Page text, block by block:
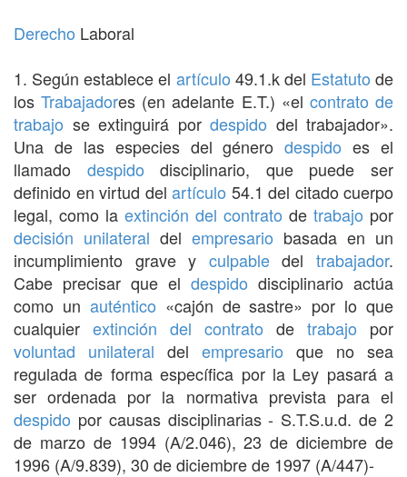
Derecho Laboral
1. Según establece el artículo 49.1.k del Estatuto de
losTrabajadores (en adelante E.T.) «el contrato de
trabajo se extinguirá por despido del trabajador».
Una de las especies del génerodespido es el
llamado despido disciplinario, que puede ser
definido en virtud del artículo 54.1 del citado cuerpo
legal, como la extinción del contrato de trabajo por
decisión unilateral del empresario basada en un
incumplimiento grave y culpabledeltrabajador.
Cabe precisar que el despido disciplinario actúa
como un auténtico «cajón de sastre» por lo que
cualquier extinción del contrato de trabajo por
voluntad unilateral del empresario que no sea
regulada de forma específica por la Ley pasará a
ser ordenada por la normativa prevista para el
despido por causas disciplinarias - S.T.S.u.d. de 2
de marzo de 1994 (A/2.046), 23 de diciembre de
1996 (A/9.839), 30 de diciembre de 1997 (A/447)-